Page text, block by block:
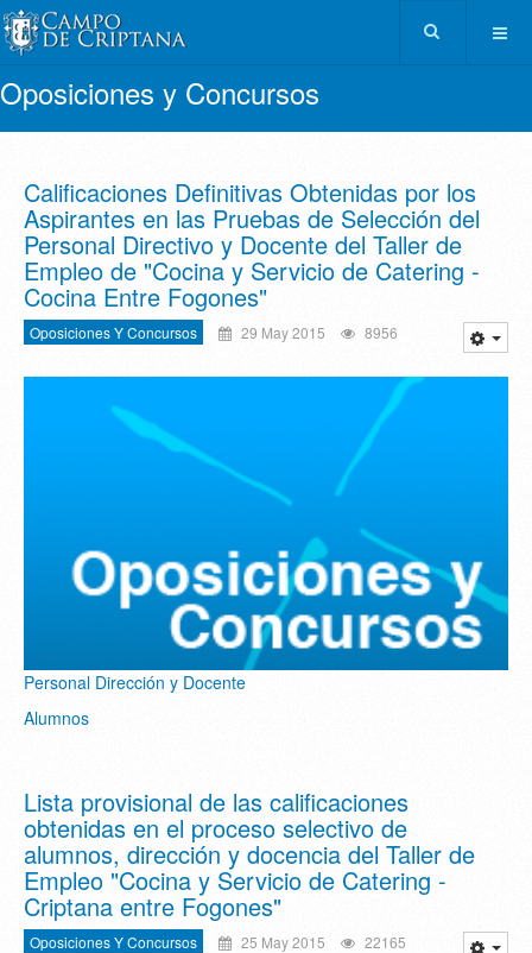
Oposiciones y Concursos
Calificaciones Definitivas Obtenidas por los
Aspirantes en las Pruebas de Selección del
Personal Directivo y Docente del Taller de
Empleo de "Cocina y Servicio de Catering -
Cocina Entre Fogones"
Oposiciones Y Concursos 29 May 2015 8956
Personal Dirección y Docente
Alumnos
Lista provisional de las calificaciones
obtenidas en el proceso selectivo de
alumnos, dirección y docencia del Taller de
Empleo "Cocina y Servicio de Catering -
Criptana entre Fogones"
Oposiciones Y Concursos 25 May 2015 22165